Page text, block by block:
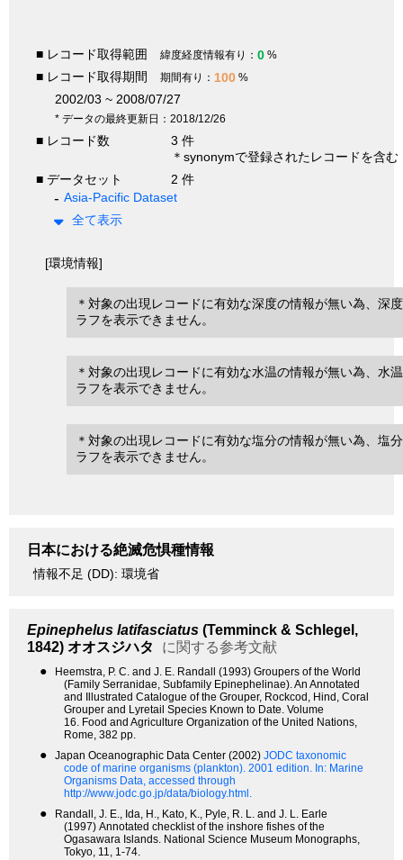
■ レコード取得範囲 緯度経度情報有り： 0 %
■ レコード取得期間 期間有り： 100 %
2002/03 ~ 2008/07/27
* データの最終更新日：2018/12/26
■ レコード数
3 件
＊synonymで登録されたレコードを含む
■ データセット
2 件
Asia-Pacific Dataset
全て表示
[環境情報]
＊対象の出現レコードに有効な深度の情報が無い為、深
ラフを表示できません。
＊対象の出現レコードに有効な水温の情報が無い為、水
ラフを表示できません。
＊対象の出現レコードに有効な塩分の情報が無い為、塩
ラフを表示できません。
日本における絶滅危惧種情報
情報不足 (DD): 環境省
Epinephelus latifasciatus (Temminck & Schlegel,
1842) オオスジハタ に関する参考文献
●
Heemstra, P. C. and J. E. Randall (1993) Groupers of the World
(Family Serranidae, Subfamily Epinephelinae). An Annotated
and Illustrated Catalogue of the Grouper, Rockcod, Hind, Coral
Grouper and Lyretail Species Known to Date. Volume
16. Food and Agriculture Organization of the United Nations,
Rome, 382 pp.
● Japan Oceanographic Data Center (2002) JODC taxonomic
code of marine organisms (plankton). 2001 edition. In: Marine
Organisms Data, accessed through
http://www.jodc.go.jp/data/biology.html.
●
Randall, J. E., Ida, H., Kato, K., Pyle, R. L. and J. L. Earle
(1997) Annotated checklist of the inshore fishes of the
Ogasawara Islands. National Science Museum Monographs,
Tokyo, 11, 1-74.